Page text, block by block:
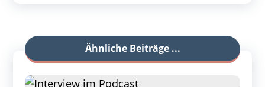
Ähnliche Beiträge ...